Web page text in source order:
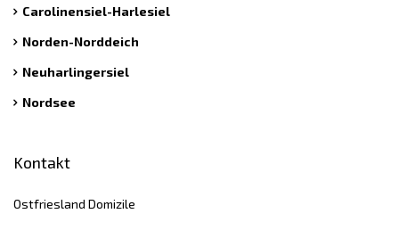
Carolinensiel-Harlesiel
Norden-Norddeich
Neuharlingersiel
Nordsee
Kontakt
Ostfriesland Domizile